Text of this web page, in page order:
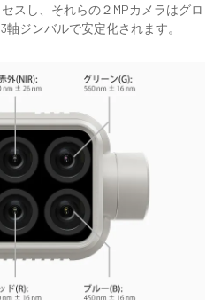
スし、それらの２MPカメラはグロ
ジンバルで安定化されます。